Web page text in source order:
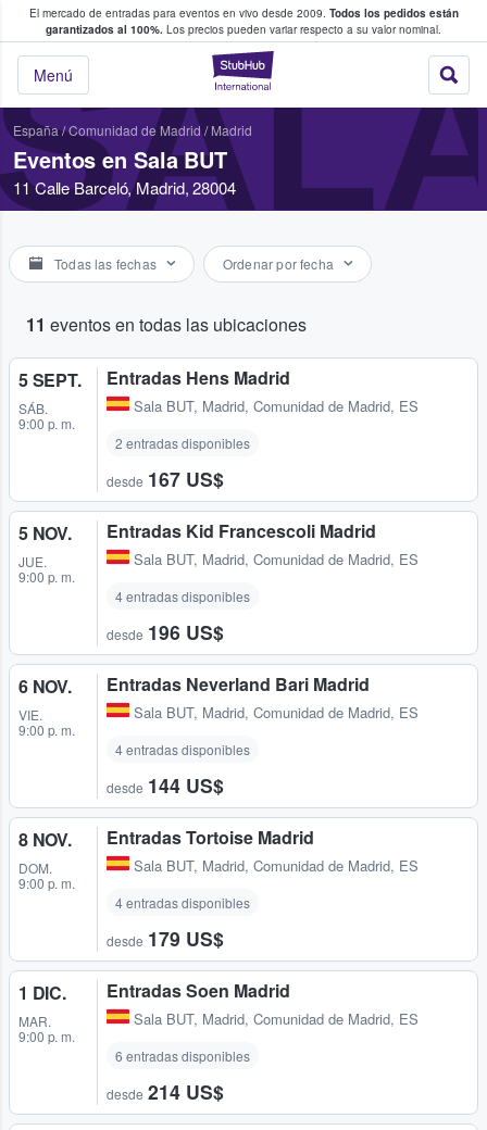
El mercado de entradas para eventos en vivo desde 2009. Todos los pedidos están
garantizados al 100%. Los precios pueden variar respecto a su valor nominal.
StubHub:
Menú
y venta de entradas entre fans
España/Comunidad de Madrid/ Madrid
Eventos en Sala BUT
11 Calle Barceló, Madrid, 28004
Todas las fechas Ordenar por fecha
11 eventos en todas las ubicaciones
5 SEPT.
SÁB.
9:00 p. m.
Entradas Hens Madrid
Sala BUT, Madrid, Comunidad de Madrid, ES
2 entradas disponibles
desde 167 US$
5 NOV.
JUE.
9:00 p. m.
Entradas Kid Francescoli Madrid
Sala BUT, Madrid, Comunidad de Madrid, ES
4 entradas disponibles
desde 196 US$
6 NOV.
VIE.
9:00 p. m.
Entradas Neverland Bari Madrid
Sala BUT, Madrid, Comunidad de Madrid, ES
4 entradas disponibles
desde 144 US$
8 NOV.
DOM.
9:00 p. m.
Entradas Tortoise Madrid
Sala BUT, Madrid, Comunidad de Madrid, ES
4 entradas disponibles
desde 179 US$
1 DIC.
MAR.
9:00 p. m.
Entradas Soen Madrid
Sala BUT, Madrid, Comunidad de Madrid, ES
6 entradas disponibles
desde 214 US$